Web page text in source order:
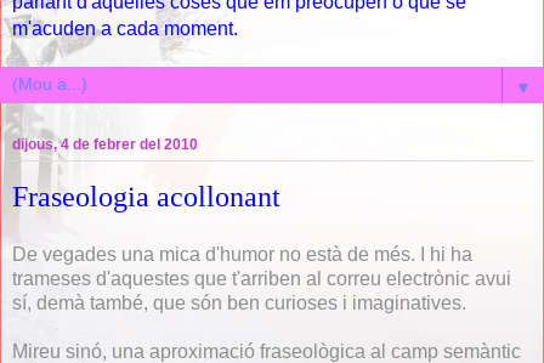
m'acuden a cada moment.
▼
dijous, 4 de febrer del 2010
Fraseologia acollonant
De vegades una mica d'humor no està de més. I hi ha
trameses d'aquestes que t'arriben al correu electrònic avui
sí, demà també, que són ben curioses i imaginatives.
Mireu sinó, una aproximació fraseològica al camp semàntic